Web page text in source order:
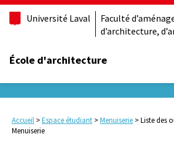
Université Laval
Faculté
d’architecture,
École d'architecture
Accueil >Espace étudiant >Menuiserie >Liste des
Menuiserie